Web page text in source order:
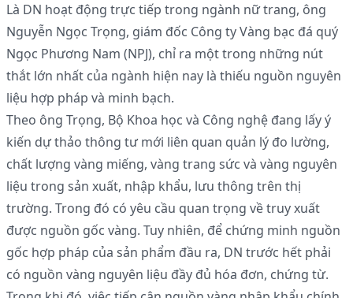
Là DN hoạt động trực tiếp trong ngành nữ trang, ông
Nguyễn Ngọc Trọng, giám đốc Công ty Vàng bạc đá quý
Ngọc Phương Nam (NPJ), chỉ ra một trong những nút
thắt lớn nhất của ngành hiện nay là thiếu nguồn nguyên
liệu hợp pháp và minh bạch.
Theo ông Trọng, Bộ Khoa học và Công nghệ đang lấy ý
kiến dự thảo thông tư mới liên quan quản lý đo lường,
chất lượng vàng miếng, vàng trang sức và vàng nguyên
liệu trong sản xuất, nhập khẩu, lưu thông trên thị
trường. Trong đó có yêu cầu quan trọng về truy xuất
được nguồn gốc vàng. Tuy nhiên, để chứng minh nguồn
gốc hợp pháp của sản phẩm đầu ra, DN trước hết phải
có nguồn vàng nguyên liệu đầy đủ hóa đơn, chứng từ.